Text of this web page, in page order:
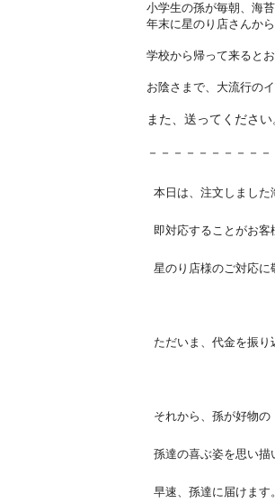
小学生の孫が毎朝、海
年末に星のり店さんか
学校から帰って来ると
お陰さまで、大流行の
また、送ってください
－－－－－－－－－
本日は、 注文しました
即対応することがお客
星のり店様のご対応に
ただいま、代金を振り
それから、孫が好物の
孫達の喜ぶ姿を思い描
早速、孫達に届けます